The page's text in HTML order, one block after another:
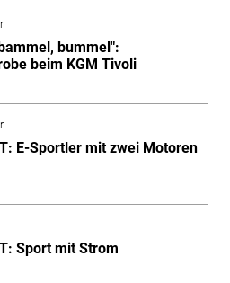
bummel":
beim KGM Tivoli
E-Sportler mit zwei Motoren
Sport mit Strom